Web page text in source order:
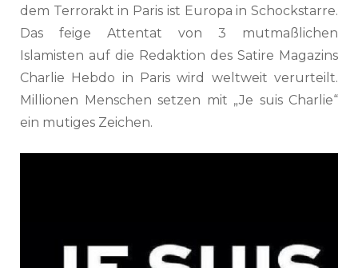
dem Terrorakt in Paris ist Europa in Schockstarre.
Das feige Attentat von 3 mutmaßlichen
Islamisten auf die Redaktion des Satire Magazins
Charlie Hebdo in Paris wird weltweit verurteilt.
Millionen Menschen setzen mit „Je suis Charlie“
ein mutiges Zeichen.